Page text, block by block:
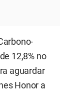
12,8% no
aguardar
Honor a